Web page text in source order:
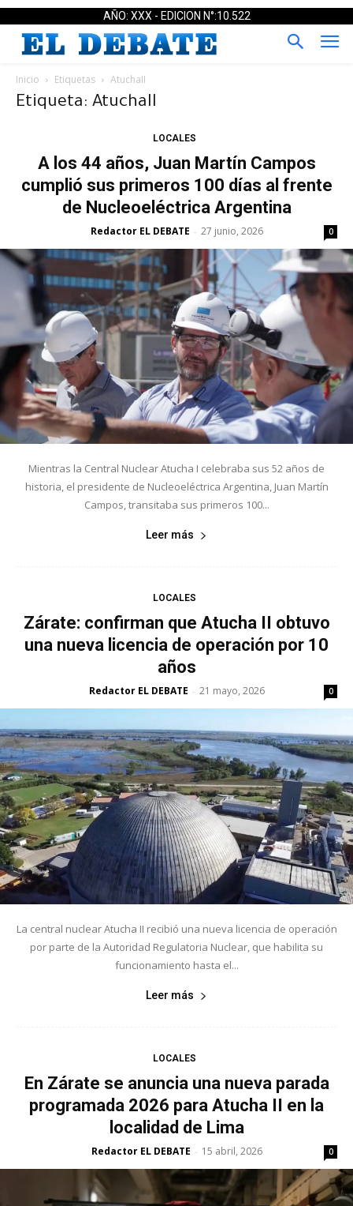
AÑO: XXX - EDICION N°:10.522
Inicio Etiquetas AtuchaII
Etiqueta: AtuchaII
LOCALES
A los 44 años, Juan Martín Campos
cumplió sus primeros 100 días al frente
de Nucleoeléctrica Argentina
Redactor EL DEBATE - 27 junio, 2026 0
Mientras la Central Nuclear Atucha I celebraba sus 52 años de
historia, el presidente de Nucleoeléctrica Argentina, Juan Martín
Campos, transitaba sus primeros 100...
Leer más
LOCALES
Zárate: confirman que Atucha II obtuvo
una nueva licencia de operación por 10
años
Redactor EL DEBATE - 21 mayo, 2026 0
La central nuclear Atucha II recibió una nueva licencia de operación
por parte de la Autoridad Regulatoria Nuclear, que habilita su
funcionamiento hasta el...
Leer más
LOCALES
En Zárate se anuncia una nueva parada
programada 2026 para Atucha II en la
localidad de Lima
Redactor EL DEBATE - 15 abril, 2026 0